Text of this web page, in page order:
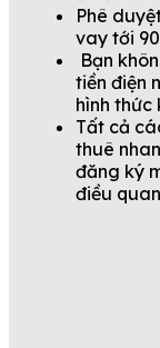
Phê
vay tới
Bạn
tiền điện
hình thức
Tất cả
thuê
đăng ký
điều